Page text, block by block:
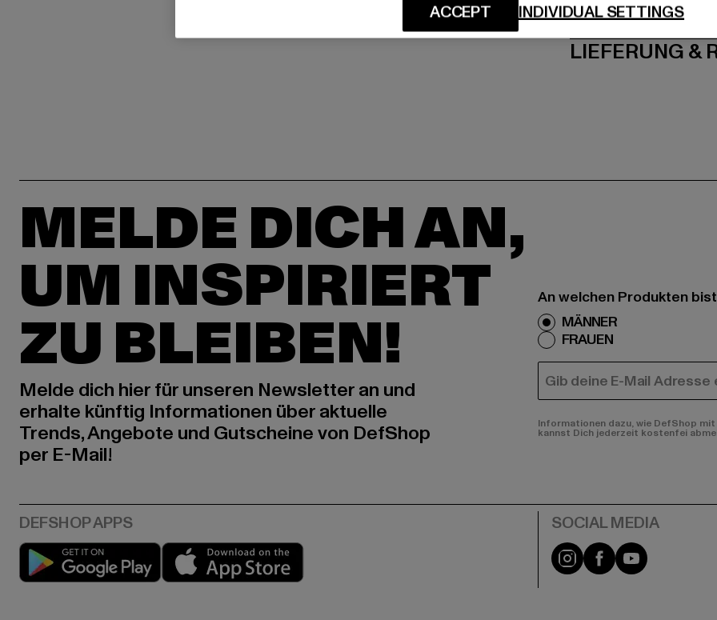
LIEFERUNG &
MELDE DICH AN,
UM INSPIRIERT
ZU BLEIBEN!
Melde dich hier für unseren Newsletter an und
erhalte künftig Informationen über aktuelle
Trends, Angebote und Gutscheine von DefShop
per E-Mail!
An welchen Produkten
MÄNNER
FRAUEN
E-MAIL
Informationen dazu, wie DefShop
kannst Dich jederzeit kostenfei
Play market Instagram
FacebookYouTube
INDIVIDUAL SETTINGS
ACCEPT